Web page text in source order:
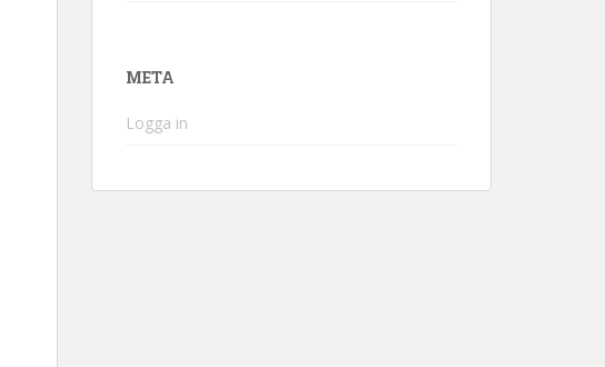
META
Logga in